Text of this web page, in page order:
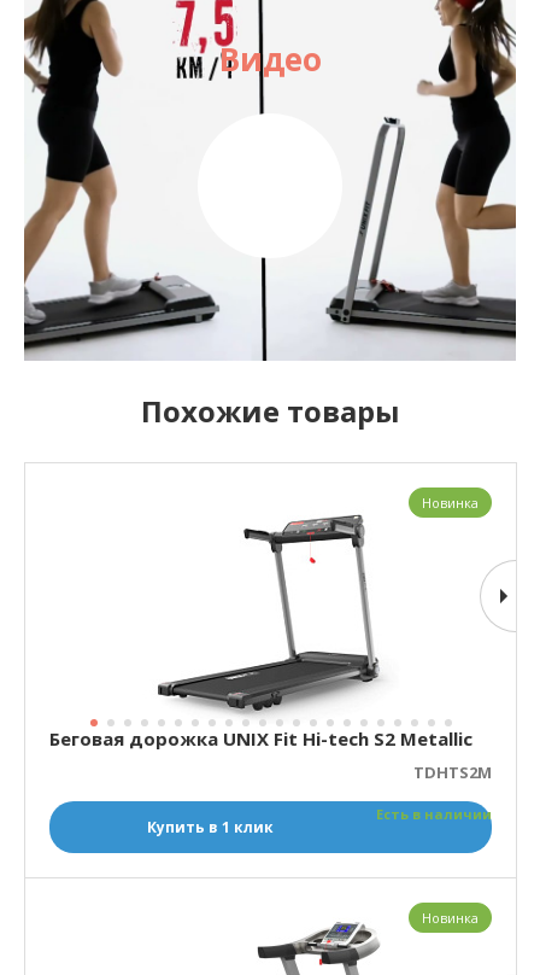
Видео
Похожие товары
Беговая дорожка UNIX Fit Hi-tech S2 Metallic
TDHTS2M
Есть в наличии
Купить в 1 клик
Новинка
Новинка